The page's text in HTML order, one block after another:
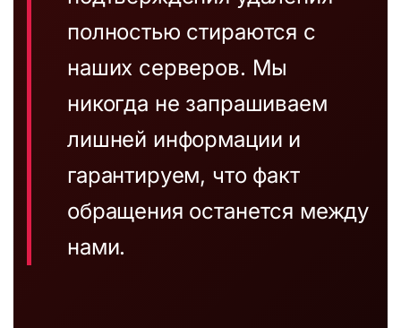
полностью стираются с
наших серверов. Мы
никогда не запрашиваем
лишней информации и
гарантируем, что факт
обращения останется между
нами.